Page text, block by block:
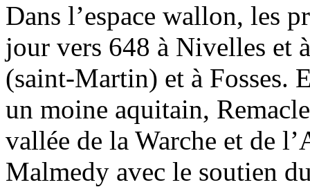
Dans l’espace wallon, les
jour vers 648 à Nivelles et
(saint-Martin) et à Fosses.
un moine aquitain,
vallée de la Warche et de
Malmedy avec le soutien